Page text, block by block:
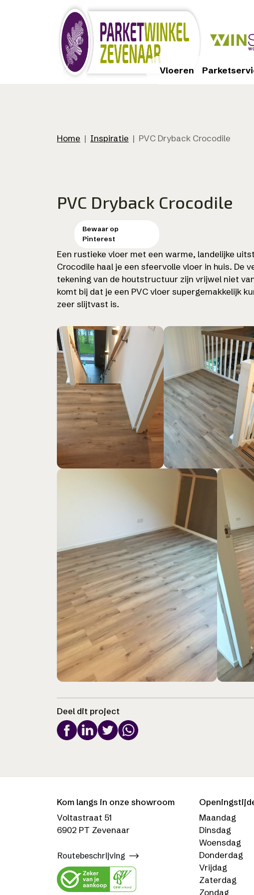
Vloeren
Home | Inspiratie | PVC Dryback Crocodile
PVC Dryback Crocodile
Een rustieke vloer met een warme, landelijke
Crocodile haal je een sfeervolle vloer in huis. De
tekening van de houtstructuur zijn vrijwel niet
komt bij dat je een PVC vloer supergemakkelijk
zeer slijtvast is.
Deel dit project
Kom langs in onze showroom
Voltastraat 51
6902 PT Zevenaar
Routebeschrijving
Maandag
Dinsdag
Woensdag
Donderdag
Vrijdag
Zaterdag
Zondag